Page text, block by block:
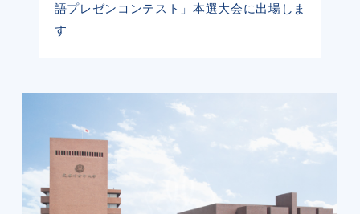
語プレゼンコンテスト」本選大会に出場しま
す